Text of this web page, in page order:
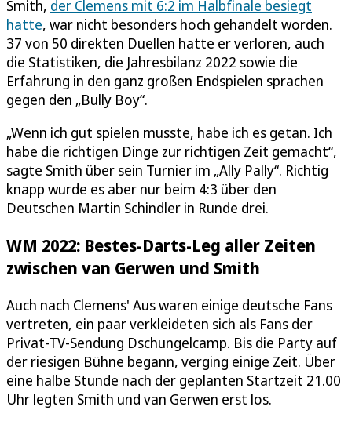
Smith, der Clemens mit 6:2 im Halbfinale besiegt
hatte, war nicht besonders hoch gehandelt worden.
37 von 50 direkten Duellen hatte er verloren, auch
die Statistiken, die Jahresbilanz 2022 sowie die
Erfahrung in den ganz großen Endspielen sprachen
gegen den „Bully Boy“.
„Wenn ich gut spielen musste, habe ich es getan. Ich
habe die richtigen Dinge zur richtigen Zeit gemacht“,
sagte Smith über sein Turnier im „Ally Pally“. Richtig
knapp wurde es aber nur beim 4:3 über den
Deutschen Martin Schindler in Runde drei.
WM 2022: Bestes-Darts-Leg aller Zeiten
zwischen van Gerwen und Smith
Auch nach Clemens' Aus waren einige deutsche Fans
vertreten, ein paar verkleideten sich als Fans der
Privat-TV-Sendung Dschungelcamp. Bis die Party auf
der riesigen Bühne begann, verging einige Zeit. Über
eine halbe Stunde nach der geplanten Startzeit 21.00
Uhr legten Smith und van Gerwen erst los.